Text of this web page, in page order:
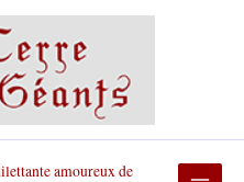
amoureux de